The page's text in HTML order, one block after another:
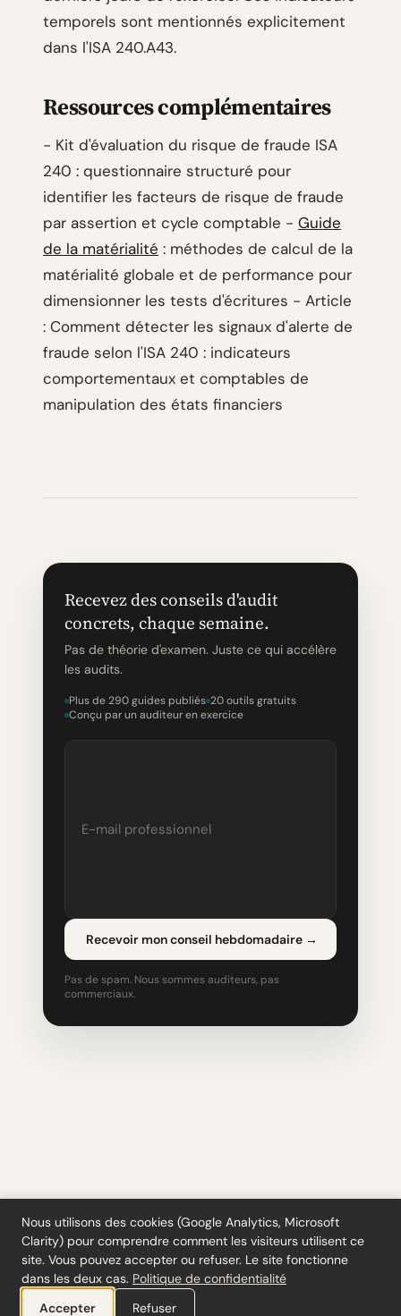
temporels sont mentionnés explicitement
dans l'ISA 240.A43.
Ressources complémentaires
- Kit d'évaluation du risque de fraude ISA
240 : questionnaire structuré pour
identifier les facteurs de risque de fraude
par assertion et cycle comptable - Guide
de la matérialité : méthodes de calcul de la
matérialité globale et de performance pour
dimensionner les tests d'écritures - Article
: Comment détecter les signaux d'alerte de
fraude selon l'ISA 240 : indicateurs
comportementaux et comptables de
manipulation des états financiers
Recevez des conseils d'audit
concrets, chaque semaine.
Pas de théorie d'examen. Juste ce qui accélère
les audits.
Plus de 290 guides publiés 20 outils gratuits
Conçu par un auditeur en exercice
Recevoir mon conseil hebdomadaire →
Pas de spam. Nous sommes auditeurs, pas
commerciaux.
Outils ·Blog· Glossaire·S'abonner·Confidentialité·Remboursements·
Conditions·Cookie settings
© 2026 ciferi · 92458378
Nous utilisons des cookies (Google Analytics, Microsoft
Clarity) pour comprendre comment les visiteurs utilisent ce
site. Vous pouvez accepter ou refuser. Le site fonctionne
dans les deux cas. Politique de confidentialité
Accepter
Refuser